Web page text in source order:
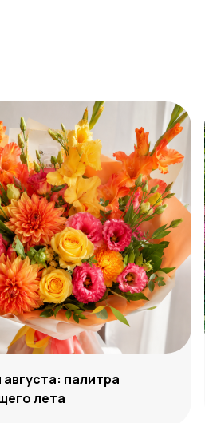
палитра
лета